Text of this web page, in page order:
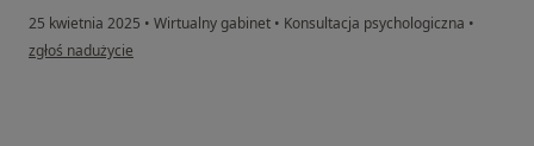
25 kwietnia 2025 • Wirtualny gabinet • Konsultacja psychologiczna •
w opinii użytkownika Agnieszka
zgłoś nadużycie